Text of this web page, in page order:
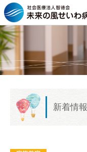
新着情報